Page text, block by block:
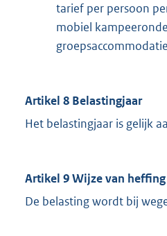
tarief per persoon
mobiel
Artikel 8 Belastingjaar
Het belastingjaar is gelijk
Artikel 9 Wijze van heffing
De belasting wordt bij